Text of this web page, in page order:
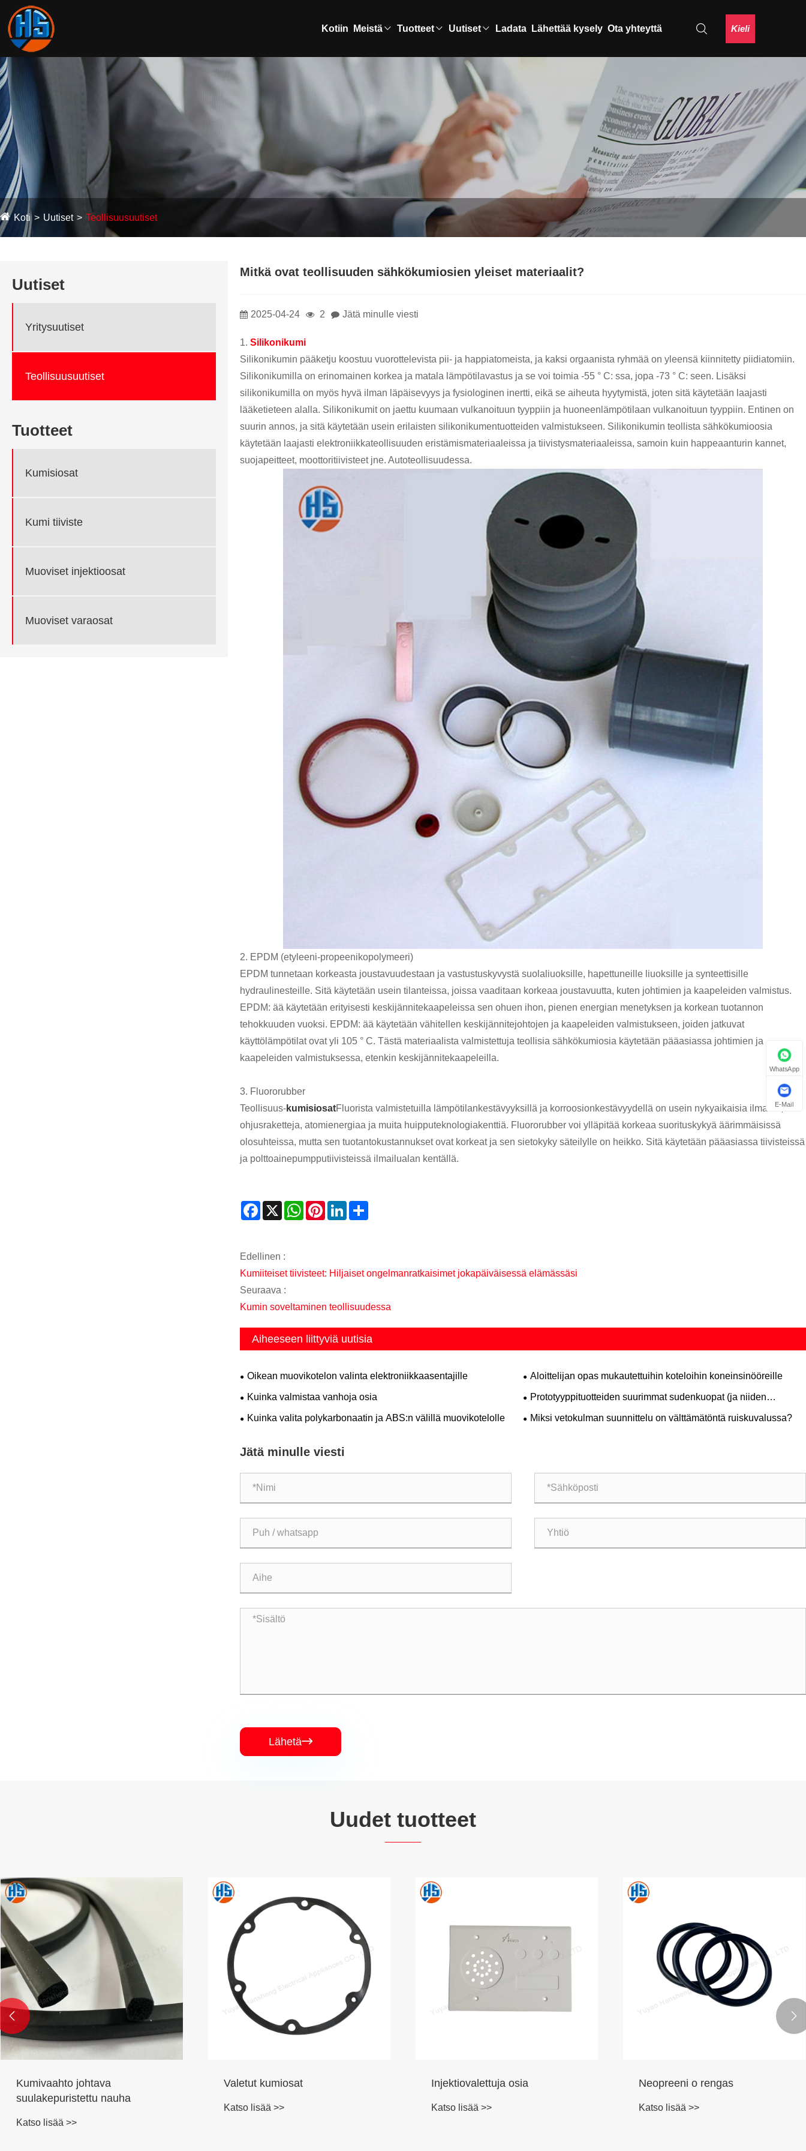
Kotiin Meistä Tuotteet Uutiset Ladata Lähettää kysely Ota yhteyttä Kieli
Koti Uutiset Teollisuusuutiset
Uutiset
Yritysuutiset
Teollisuusuutiset
Tuotteet
Kumisiosat
Kumi tiiviste
Muoviset injektioosat
Muoviset varaosat
Mitkä ovat teollisuuden sähkökumiosien yleiset materiaalit?
2025-04-24 2 Jätä minulle viesti
1. Silikonikumi
Silikonikumin pääketju koostuu vuorottelevista pii- ja happiatomeista, ja kaksi orgaanista ryhmää on yleensä kiinnitetty piidiatomiin.
Silikonikumilla on erinomainen korkea ja matala lämpötilavastus ja se voi toimia -55 ° C: ssa, jopa -73 ° C: seen. Lisäksi
silikonikumilla on myös hyvä ilman läpäisevyys ja fysiologinen inertti, eikä se aiheuta hyytymistä, joten sitä käytetään laajasti
lääketieteen alalla. Silikonikumit on jaettu kuumaan vulkanoituun tyyppiin ja huoneenlämpötilaan vulkanoituun tyyppiin. Entinen on
suurin annos, ja sitä käytetään usein erilaisten silikonikumentuotteiden valmistukseen. Silikonikumin teollista sähkökumioosia
käytetään laajasti elektroniikkateollisuuden eristämismateriaaleissa ja tiivistysmateriaaleissa, samoin kuin happeaanturin kannet,
suojapeitteet, moottoritiivisteet jne. Autoteollisuudessa.
2. EPDM (etyleeni-propeenikopolymeeri)
EPDM tunnetaan korkeasta joustavuudestaan ​​ja vastustuskyvystä suolaliuoksille, hapettuneille liuoksille ja synteettisille
hydraulinesteille. Sitä käytetään usein tilanteissa, joissa vaaditaan korkeaa joustavuutta, kuten johtimien ja kaapeleiden valmistus.
EPDM: ää käytetään erityisesti keskijännitekaapeleissa sen ohuen ihon, pienen energian menetyksen ja korkean tuotannon
tehokkuuden vuoksi. EPDM: ää käytetään vähitellen keskijännitejohtojen ja kaapeleiden valmistukseen, joiden jatkuvat
käyttölämpötilat ovat yli 105 ° C. Tästä materiaalista valmistettuja teollisia sähkökumiosia käytetään pääasiassa johtimien ja
kaapeleiden valmistuksessa, etenkin keskijännitekaapeleilla.
3. Fluororubber
Teollisuus-kumisiosatFluorista valmistetuilla lämpötilankestävyyksillä ja korroosionkestävyydellä on usein nykyaikaisia ​​ilmailu-,
ohjusraketteja, atomienergiaa ja muita huipputeknologiakenttiä. Fluororubber voi ylläpitää korkeaa suorituskykyä äärimmäisissä
olosuhteissa, mutta sen tuotantokustannukset ovat korkeat ja sen sietokyky säteilylle on heikko. Sitä käytetään pääasiassa tiivisteissä
ja polttoainepumpputiivisteissä ilmailualan kentällä.
Facebook
X WhatsAppPinterestLinkedIn
Edellinen :
Kumiiteiset tiivisteet: Hiljaiset ongelmanratkaisimet jokapäiväisessä elämässäsi
Seuraava :
Kumin soveltaminen teollisuudessa
Aiheeseen liittyviä uutisia
Oikean muovikotelon valinta elektroniikkaasentajille Aloittelijan opas mukautettuihin koteloihin koneinsinööreille
Kuinka valmistaa vanhoja osia
Prototyyppituotteiden suurimmat sudenkuopat (ja niiden
välttäminen)
Kuinka valita polykarbonaatin ja ABS:n välillä muovikotelolle Miksi vetokulman suunnittelu on välttämätöntä ruiskuvalussa?
Jätä minulle viesti
Lähetä
Uudet tuotteet
Kumivaahto johtava
suulakepuristettu nauha
Katso lisää >>
Valetut kumiosat
Katso lisää >>
Injektiovalettuja osia
Katso lisää >>
Neopreeni o rengas
Katso lisää >>
 
WhatsApp
E-Mail